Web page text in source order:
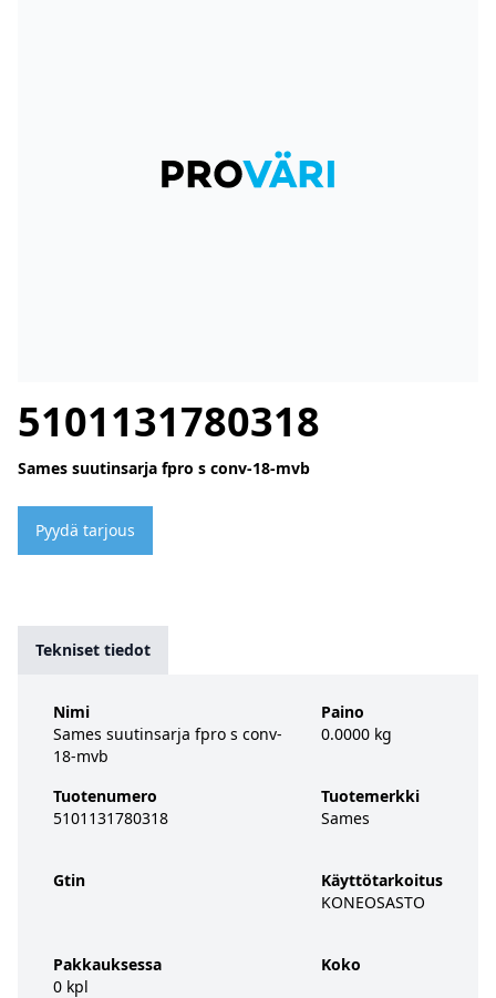
5101131780318
Sames suutinsarja fpro s conv-18-mvb
Pyydä tarjous
Tekniset tiedot
Nimi
Sames suutinsarja fpro s conv-
18-mvb
Tuotenumero
5101131780318
Gtin
Pakkauksessa
0 kpl
Paino
0.0000 kg
Tuotemerkki
Sames
Käyttötarkoitus
KONEOSASTO
Koko